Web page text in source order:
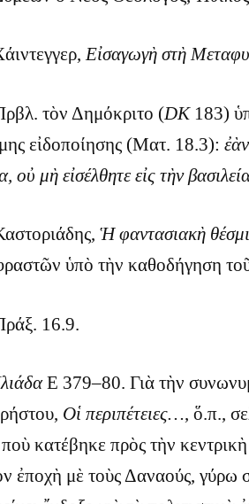
Εἰσαγωγὴ στὴ
τὸν Δημόκριτο (DK183)
εἰδοποίησης (Ματ. 18.3):
οὐ μὴ εἰσέλθητε εἰς τὴν
Ἡ φαντασιακὴ
ὑπὸ τὴν καθοδήγηση
16.9.
Ε 379–80. Γιὰ τὴν
Οἱ περιπέτειες…, ὅ.π.,
κατέβηκε πρὸς τὴν
ἐποχὴ μὲ τοὺς Δαναούς,